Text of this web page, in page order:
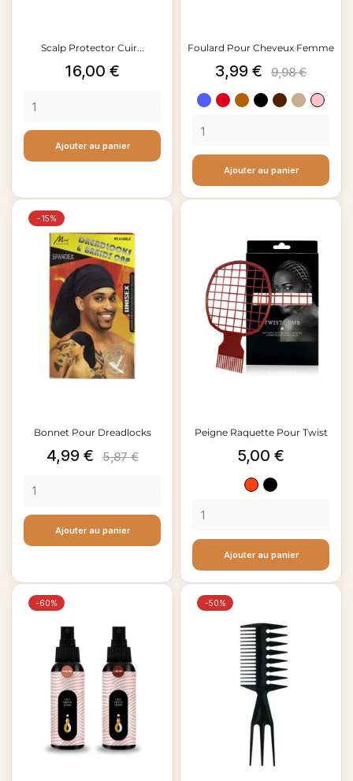
Scalp Protector Cuir...
Prix
16,00 €
Ajouter au panier
Foulard Pour Cheveux Femme
Prix
3,99 € Prix
de
base
9,98 €
BleuRougeMarron
NoirMarron
BeigeRose
Ajouter au panier
Bonnet Pour Dreadlocks
Prix
4,99 € Prix
5,87 €
Ajouter au panier
-15%
Peigne Raquette Pour Twist
Prix
5,00 €
RougeNoir
Ajouter au panier
-60% -50%